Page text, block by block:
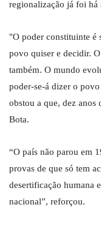
regionalização já foi há
"O poder constituinte é
povo quiser e decidir.
também. O mundo
poder-se-á dizer o
obstou a que, dez anos
Bota.
“O país não parou em
provas de que só tem
desertificação humana
nacional”, reforçou.